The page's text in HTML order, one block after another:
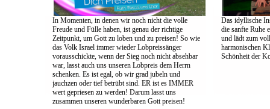
In Momenten, in denen wir noch nicht die volle
Freude und Fülle haben, ist genau der richtige
Zeitpunkt, um Gott zu loben und zu preisen! So wie
das Volk Israel immer wieder Lobpreissänger
vorausschickte, wenn der Sieg noch nicht absehbar
war, lasst auch uns unseren Lobpreis dem Herrn
schenken. Es ist egal, ob wir grad jubeln und
jauchzen oder tief betrübt sind. ER ist es IMMER
wert gepriesen zu werden! Darum lasst uns
zusammen unseren wunderbaren Gott preisen!
Das idyllische
die sanfte Ruhe
und lädt zum
harmonischen
Schönheit der